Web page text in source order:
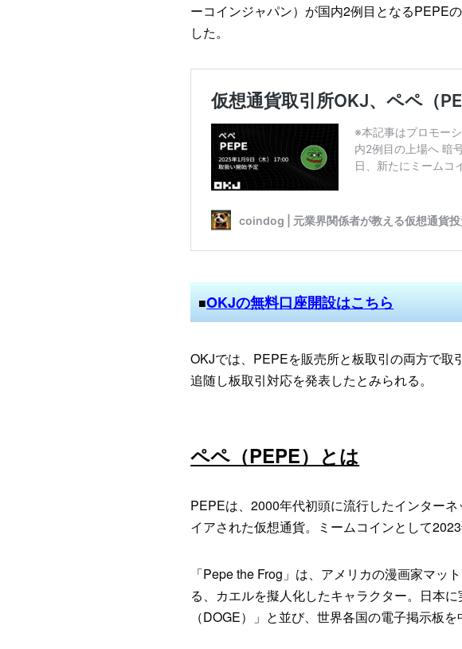
ーコインジャパン）が国内2例目となるPEPE
した。
■OKJの無料口座開設はこちら
OKJでは、PEPEを販売所と板取引の両方で
追随し板取引対応を発表したとみられる。
ペペ（PEPE）とは
PEPEは、2000年代初頭に流行したインター
イアされた仮想通貨。ミームコインとして2023
「Pepe the Frog」は、アメリカの漫画家マッ
る、カエルを擬人化したキャラクター。日本
（DOGE）」と並び、世界各国の電子掲示板を